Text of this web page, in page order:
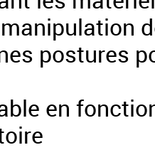
postures
en